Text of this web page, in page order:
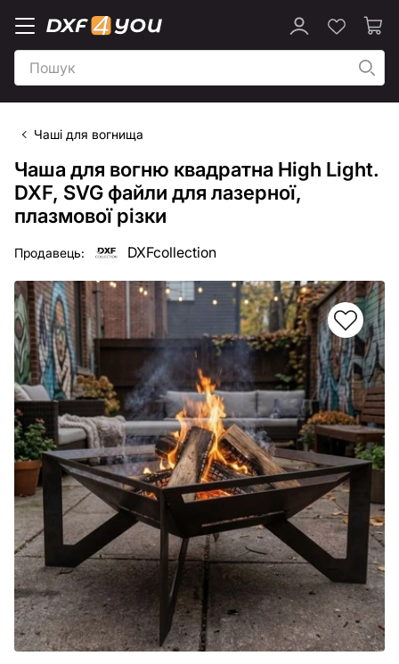
Чаші для вогнища
Чаша для вогню квадратна High Light.
DXF, SVG файли для лазерної,
плазмової різки
Продавець: DXFcollection